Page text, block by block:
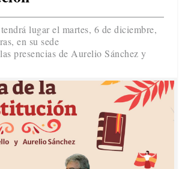
lugar el martes, 6 de diciembre,
en su sede
presencias de Aurelio Sánchez y